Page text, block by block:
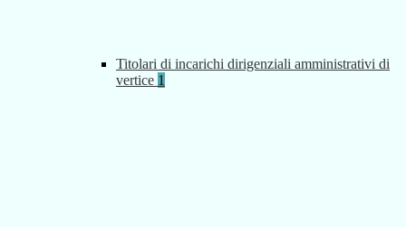
Titolari di incarichi dirigenziali amministrativi di
vertice 1